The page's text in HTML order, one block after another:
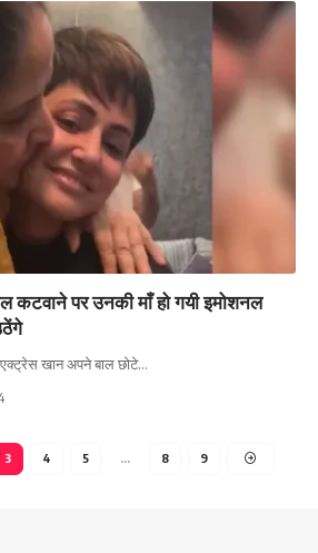
कटवाने पर उनकी माँ हो गयी इमोशनल
खान अपने बाल छोटे…
3 4 5 … 8 9